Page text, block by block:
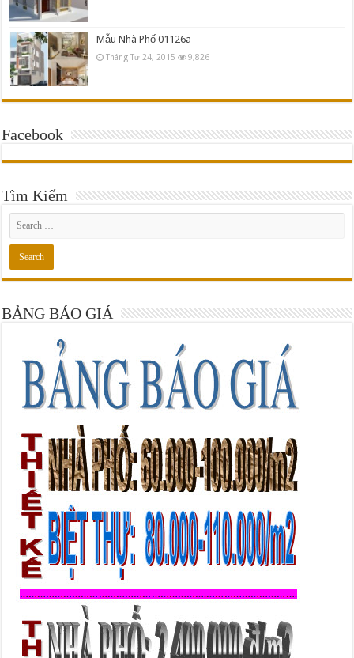
Mẫu Nhà Phố 01126a
Tháng Tư 24, 2015 9,826
Facebook
Tìm Kiếm
BẢNG BÁO GIÁ